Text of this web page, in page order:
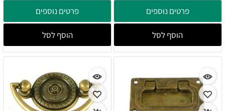
פרטים נוספים
הוסף לסל
פרטים נוספים
הוסף לסל